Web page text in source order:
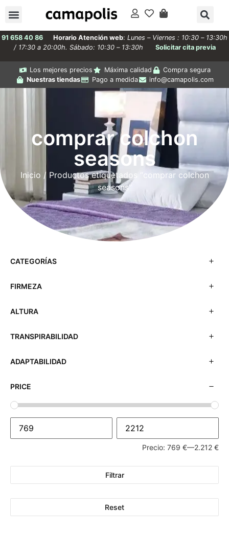
91 658 40 86 Horario Atención web: Lunes – Viernes : 10:30 – 13:30h
/ 17:30 a 20:00h. Sábado: 10:30 – 13:30h
Solicitar cita previa
Los mejores precios Máxima calidad
Compra segura
Nuestras tiendas
Pago a medida info@camapolis.com
comprar colchon
seasons
Inicio / Productos etiquetados “comprar colchon
seasons”
CATEGORÍAS
FIRMEZA
ALTURA
TRANSPIRABILIDAD
ADAPTABILIDAD
PRICE
Precio: 769 €—2.212 €
Filtrar
Reset